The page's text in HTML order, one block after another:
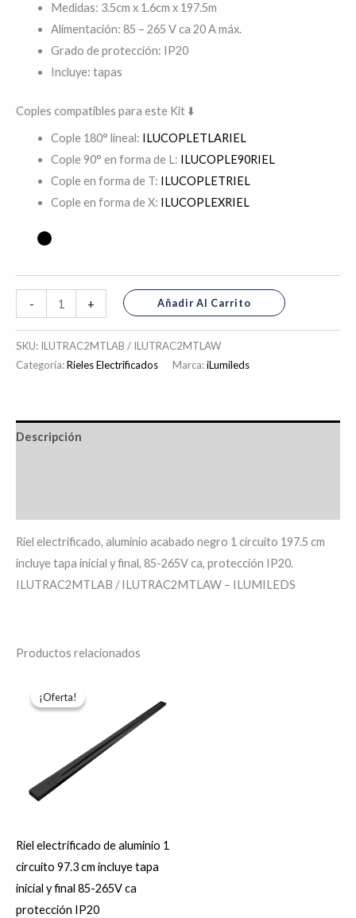
Medidas: 3.5cm x 1.6cm x 197.5m
Alimentación: 85 – 265 V ca 20 A máx.
Grado de protección: IP20
Incluye: tapas
Coples compatibles para este Kit ⬇️
Cople 180° lineal: ILUCOPLETLARIEL
Cople 90° en forma de L: ILUCOPLE90RIEL
Cople en forma de T: ILUCOPLETRIEL
Cople en forma de X: ILUCOPLEXRIEL
- + Añadir Al Carrito
SKU: ILUTRAC2MTLAB / ILUTRAC2MTLAW
Categoría:Rieles Electrificados Marca:iLumileds
Descripción
Riel electrificado, aluminio acabado negro 1 circuito 197.5 cm
incluye tapa inicial y final, 85-265V ca, protección IP20.
ILUTRAC2MTLAB / ILUTRAC2MTLAW – ILUMILEDS
Productos relacionados
¡Oferta!
¡Oferta!
Riel electrificado de aluminio 1
circuito 97.3 cm incluye tapa
inicial y final 85-265V ca
protección IP20
precio
original
$181.19.